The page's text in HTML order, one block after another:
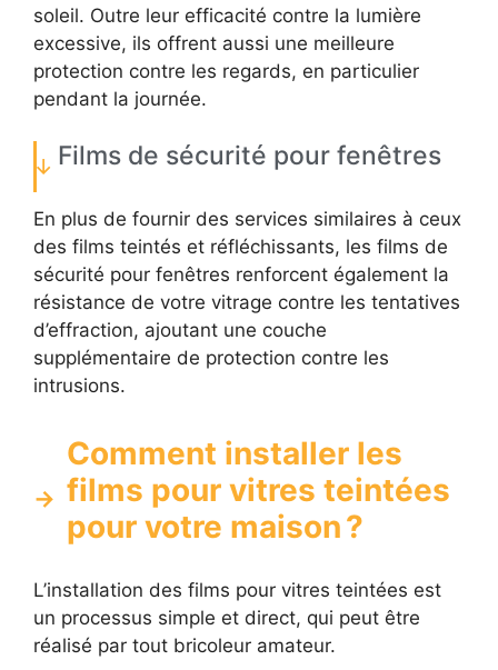
soleil. Outre leur efficacité contre la lumière
excessive, ils offrent aussi une meilleure
protection contre les regards, en particulier
pendant la journée.
Films de sécurité pour fenêtres
En plus de fournir des services similaires à ceux
des films teintés et réfléchissants, les films de
sécurité pour fenêtres renforcent également la
résistance de votre vitrage contre les tentatives
d’effraction, ajoutant une couche
supplémentaire de protection contre les
intrusions.
Comment installer les
films pour vitres teintées
pour votre maison ?
L’installation des films pour vitres teintées est
un processus simple et direct, qui peut être
réalisé par tout bricoleur amateur.